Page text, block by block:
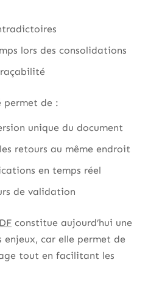
lors des consolidations
permet de :
unique du document
retours au même endroit
en temps réel
de validation
constitue aujourd’hui une
car elle permet de
tout en facilitant les